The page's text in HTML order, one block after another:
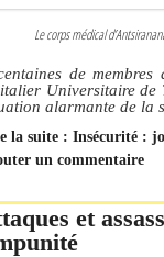
Le corps médical
de
Universitaire de
alarmante de la
la suite : Insécurité :
un commentaire
et